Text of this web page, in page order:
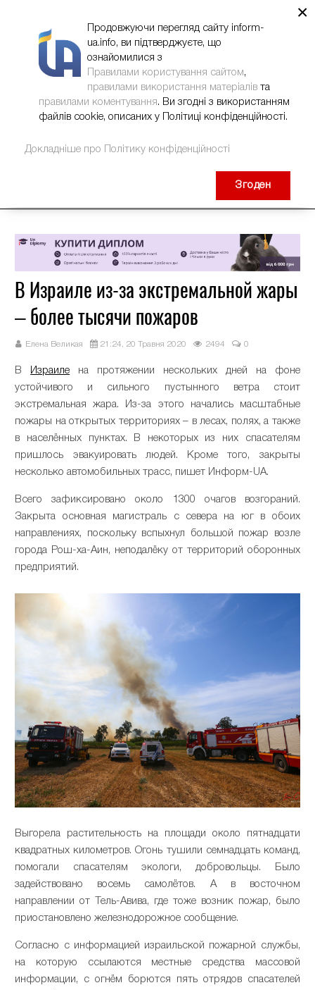
В Израиле из-за экстремальной жары
– более тысячи пожаров
Елена Великая 21:24, 20 Травня 2020 2494 0
В Израиле на протяжении нескольких дней на фоне
устойчивого и сильного пустынного ветра стоит
экстремальная жара. Из-за этого начались масштабные
пожары на открытых территориях – в лесах, полях, а также
в населённых пунктах. В некоторых из них спасателям
пришлось эвакуировать людей. Кроме того, закрыты
несколько автомобильных трасс, пишет Информ-UA.
Всего зафиксировано около 1300 очагов возгораний.
Закрыта основная магистраль с севера на юг в обоих
направлениях, поскольку вспыхнул большой пожар возле
города Рош-ха-Аин, неподалёку от территорий оборонных
предприятий.
Выгорела растительность на площади около пятнадцати
квадратных километров. Огонь тушили семнадцать команд,
помогали спасателям экологи, добровольцы. Было
задействовано восемь самолётов. А в восточном
направлении от Тель-Авива, где тоже возник пожар, было
приостановлено железнодорожное сообщение.
Согласно с информацией израильской пожарной службы,
на которую ссылаются местные средства массовой
информации, с огнём борются пять отрядов спасателей
×
Продовжуючи перегляд сайту inform-
ua.info, ви підтверджуєте, що
ознайомилися з
Правилами користування сайтом,
правилами використання матеріалів та
правилами коментування. Ви згодні з використанням
файлів cookie, описаних у Політиці конфіденційності.
Докладніше про Політику конфіденційності
Згоден